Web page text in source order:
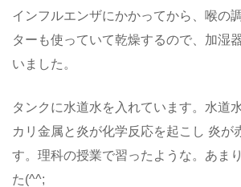
インフルエンザにかかってから、喉の
ターも使っていて乾燥するので、加湿
いました。
タンクに水道水を入れています。水道
カリ金属と炎が化学反応を起こし 炎が
す。理科の授業で習ったような。あま
た(^^;